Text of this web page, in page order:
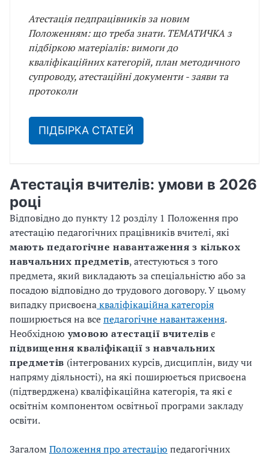
Атестація педпрацівників за новим
Положенням: що треба знати. ТЕМАТИЧКА з
підбіркою матеріалів: вимоги до
кваліфікаційних категорій, план методичного
супроводу, атестаційні документи - заяви та
протоколи
ПІДБІРКА СТАТЕЙ
Атестація вчителів: умови в 2026
році
Відповідно до пункту 12 розділу 1 Положення про
атестацію педагогічних працівників вчителі, які
мають педагогічне навантаження з кількох
навчальних предметів, атестуються з того
предмета, який викладають за спеціальністю або за
посадою відповідно до трудового договору. У цьому
випадку присвоєнакваліфікаційна категорія
поширюється на всепедагогічне навантаження.
Необхідною умовою атестації вчителівє
підвищення кваліфікації з навчальних
предметів (інтегрованих курсів, дисциплін, виду чи
напряму діяльності), на які поширюється присвоєна
(підтверджена) кваліфікаційна категорія, та які є
освітнім компонентом освітньої програми закладу
освіти.
Загалом Положення про атестацію педагогічних